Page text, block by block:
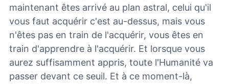
maintenant êtes arrivé au plan astral, celui qu'il
vous faut acquérir c'est au-dessus, mais vous
n'êtes pas en train de l'acquérir, vous êtes en
train d'apprendre à l'acquérir. Et lorsque vous
aurez suffisamment appris, toute l'Humanité va
passer devant ce seuil. Et à ce moment-là,